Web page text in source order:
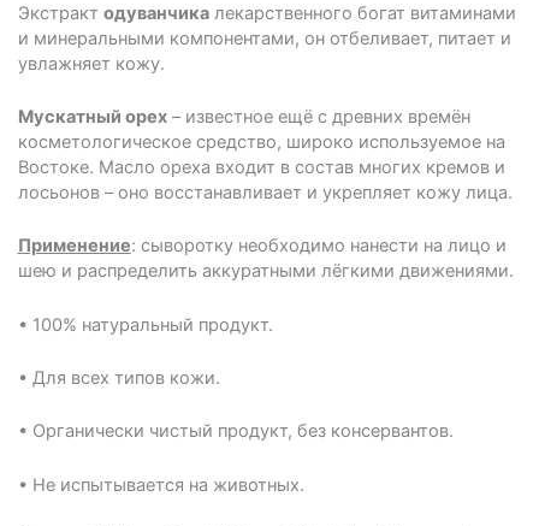
Экстракт одуванчикалекарственного богат витаминами
и минеральными компонентами, он отбеливает, питает и
увлажняет кожу.
Мускатный орех– известное ещё с древних времён
косметологическое средство, широко используемое на
Востоке. Масло ореха входит в состав многих кремов и
лосьонов – оно восстанавливает и укрепляет кожу лица.
Применение: сыворотку необходимо нанести на лицо и
шею и распределить аккуратными лёгкими движениями.
• 100% натуральный продукт.
• Для всех типов кожи.
• Органически чистый продукт, без консервантов.
• Не испытывается на животных.